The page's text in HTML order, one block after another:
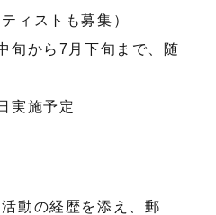
ィストも募集）
旬から7月下旬まで、随
実施予定
動の経歴を添え、郵